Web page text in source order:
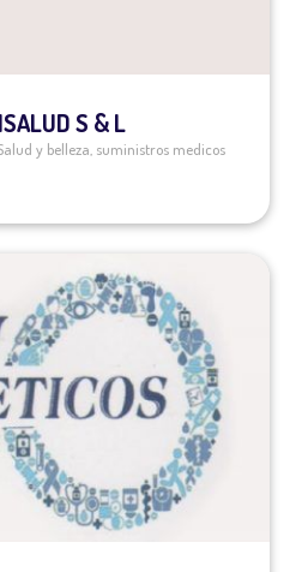
S & L
y belleza suministros medicos